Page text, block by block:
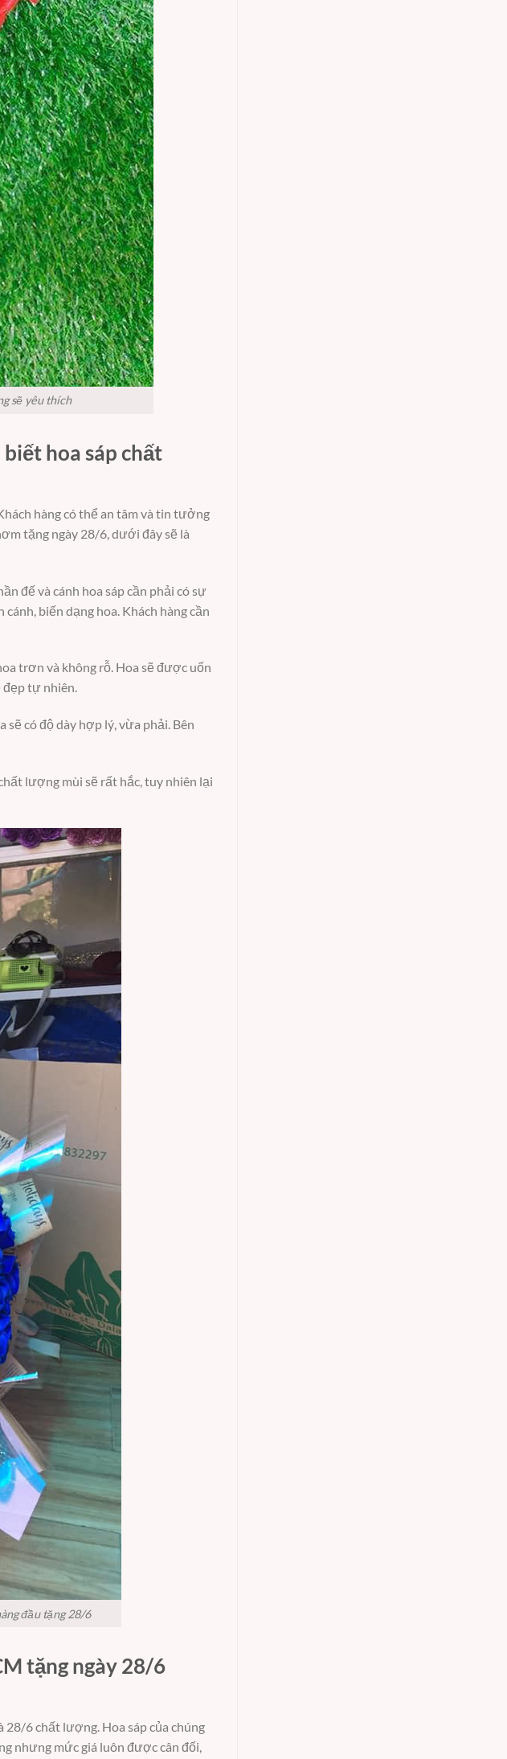
sẽ yêu thích
hoa sáp chất
hàng có thể an tâm và tin tưởng
tặng ngày 28/6, dưới đây sẽ là
đế và cánh hoa sáp cần phải có sự
biến dạng hoa. Khách hàng cần
trơn và không rỗ. Hoa sẽ được uốn
đẹp tự nhiên.
có độ dày hợp lý, vừa phải. Bên
lượng mùi sẽ rất hắc, tuy nhiên lại
đầu tặng 28/6
tặng ngày 28/6
28/6 chất lượng. Hoa sáp của chúng
nhưng mức giá luôn được cân đối,